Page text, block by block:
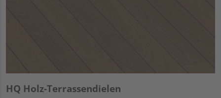
HQ Holz-Terrassendielen